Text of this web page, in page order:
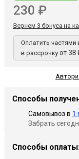
230 ₽
Вернем 3 бонуса на
Оплатить частями
в рассрочку от 38
Способы
Самовывоз в 1
Забрать
Способы